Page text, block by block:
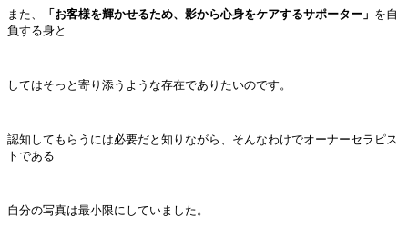
また、 「お客様を輝かせるため、影から心身をケアするサポーター」 を自
負する身と
してはそっと寄り添うような存在でありたいのです。
認知してもらうには必要だと知りながら、そんなわけでオーナーセラピス
トである
自分の写真は最小限にしていました。